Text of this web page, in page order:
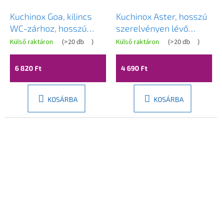
Kuchinox Goa, kilincs
WC-zárhoz, hosszú
szerelvényen, patinás,
LAV-KCG_413A
Külső raktáron (>20 db )
6 820 Ft
KOSÁRBA
Kuchinox Aster, hosszú
szerelvényen lévő
fogantyú, patinás, LAV-
KAS_4M4A
Külső raktáron (>20 db )
4 690 Ft
KOSÁRBA